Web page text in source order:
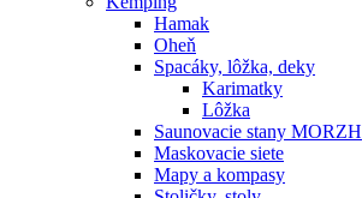
Hamak
Oheň
Spacáky, lôžka, deky
Karimatky
Lôžka
Saunovacie stany MORZH
Maskovacie siete
Mapy a kompasy